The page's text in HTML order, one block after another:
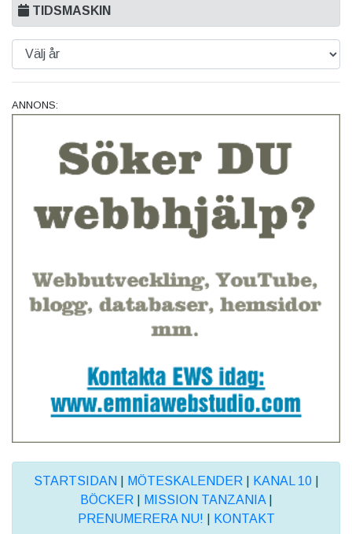
TIDSMASKIN
ANNONS:
STARTSIDAN MÖTESKALENDER KANAL 10|
BÖCKER
MISSION TANZANIA|
PRENUMERERA NU!
KONTAKT